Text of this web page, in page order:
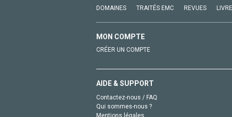
DOMAINES TRAITÉS EMC REVUES
MON COMPTE
CRÉER UN COMPTE
AIDE & SUPPORT
Contactez-nous / FAQ
Qui sommes-nous ?